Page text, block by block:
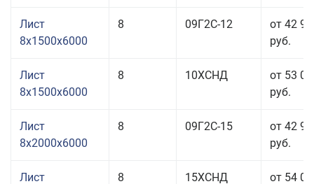
Лист
8x1500x6000
8 09Г2С-12
от 42
руб.
Лист
8x1500x6000
8 10ХСНД
от 53
руб.
Лист
8x2000x6000
8 09Г2С-15
от 42
руб.
Лист
8 15ХСНД
от 54